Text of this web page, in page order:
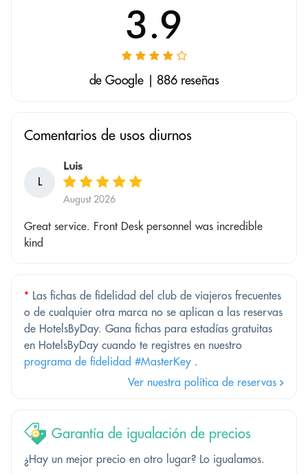
3.9
de Google | 886 reseñas
Comentarios de usos diurnos
L
Luis
August 2026
Great service. Front Desk personnel was incredible
kind
* Las fichas de fidelidad del club de viajeros frecuentes
o de cualquier otra marca no se aplican a las reservas
de HotelsByDay. Gana fichas para estadías gratuitas
en HotelsByDay cuando te registres en nuestro
programa de fidelidad #MasterKey .
Ver nuestra política de reservas
Garantía de igualación de precios
¿Hay un mejor precio en otro lugar? Lo igualamos.